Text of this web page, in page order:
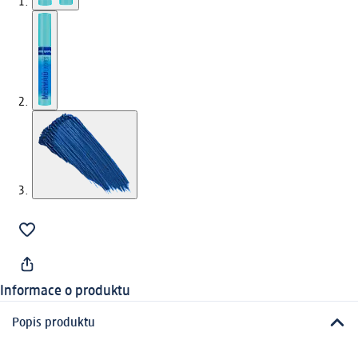
Informace o produktu
Popis produktu